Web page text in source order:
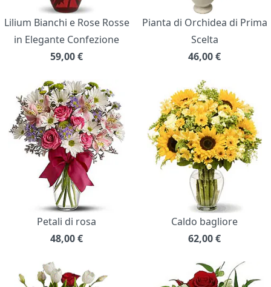
Lilium Bianchi e Rose Rosse
in Elegante Confezione
59,00€
Pianta di Orchidea di Prima
Scelta
46,00€
Petali di rosa
48,00€
Caldo bagliore
62,00€